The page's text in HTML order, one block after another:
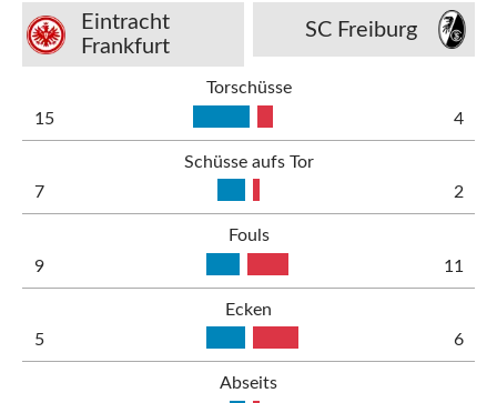
Eintracht
Frankfurt
SC Freiburg
Torschüsse
15
4
Schüsse aufs Tor
7
2
Fouls
9
11
Ecken
5
6
Abseits